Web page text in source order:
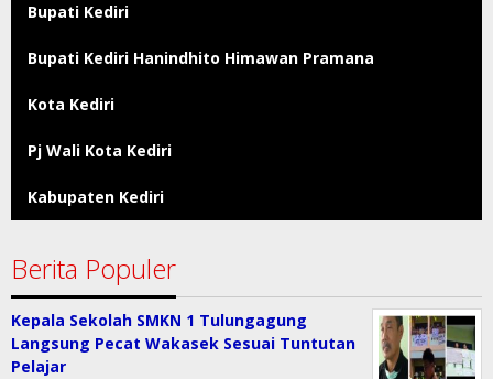
Bupati Kediri
Bupati Kediri Hanindhito Himawan Pramana
Kota Kediri
Pj Wali Kota Kediri
Kabupaten Kediri
Berita Populer
Kepala Sekolah SMKN 1 Tulungagung
Langsung Pecat Wakasek Sesuai Tuntutan
Pelajar